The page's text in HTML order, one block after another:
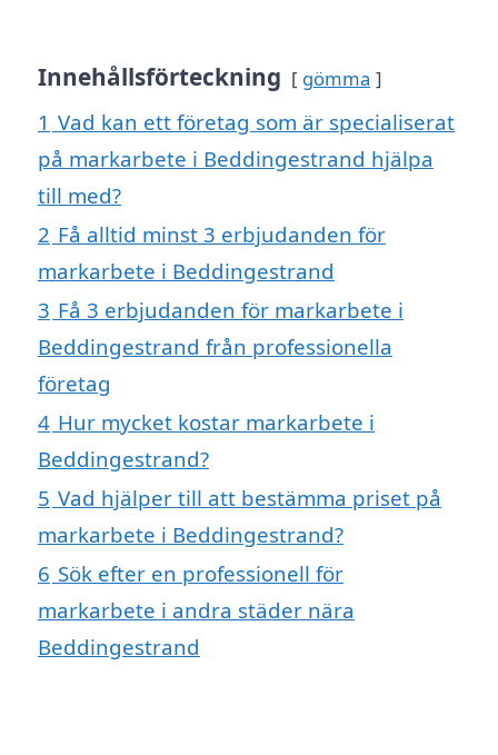
Innehållsförteckning gömma
1 Vad kan ett företag som är specialiserat
på markarbete i Beddingestrand hjälpa
till med?
2 Få alltid minst 3 erbjudanden för
markarbete i Beddingestrand
3 Få 3 erbjudanden för markarbete i
Beddingestrand från professionella
företag
4 Hur mycket kostar markarbete i
Beddingestrand?
5 Vad hjälper till att bestämma priset på
markarbete i Beddingestrand?
6 Sök efter en professionell för
markarbete i andra städer nära
Beddingestrand